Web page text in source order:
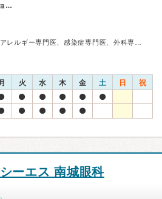
…
レルギー専門医、感染症専門医、外科専…
火 水 木 金 土 日 祝
ーエス 南城眼科